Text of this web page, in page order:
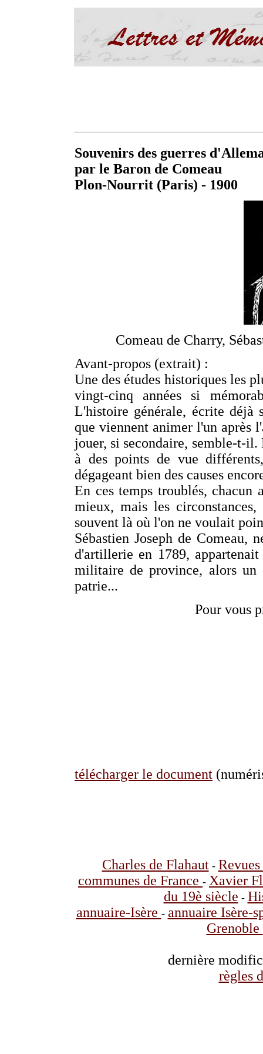
Souvenirs des guerres
par le Baron de Comeau
Plon-Nourrit (Paris) - 1900
Comeau de Charry,
Avant-propos (extrait) :
Une des études historiques les
vingt-cinq années si
L'histoire générale, écrite déjà
que viennent animer l'un après
jouer, si secondaire, semble-t-il.
à des points de vue
dégageant bien des causes
En ces temps troublés,
mieux, mais les
souvent là où l'on ne voulait
Sébastien Joseph de
d'artillerie en 1789,
militaire de province, alors un
patrie...
Pour vous
télécharger le document
Charles de Flahaut-
communes de France - Xavier
du 19è siècle -
annuaire-Isère - annuaire Isère-
Grenoble
dernière
règles